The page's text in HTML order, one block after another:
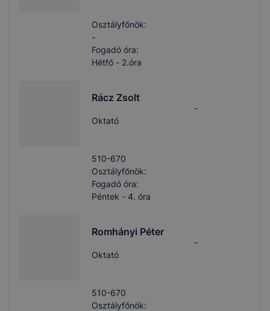
Osztályfőnök:
-
Fogadó óra:
Hétfő - 2.óra
Rácz Zsolt
Oktató
-
510-670
Osztályfőnök:
Fogadó óra:
Péntek - 4. óra
Romhányi Péter
Oktató
-
510-670
Osztályfőnök: